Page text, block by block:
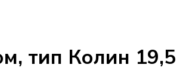
тип Колин 19,5